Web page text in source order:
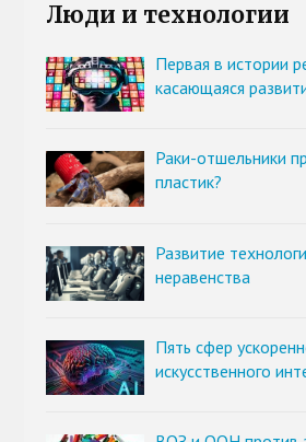
Люди и технологии
Первая в истории
касающаяся
Раки-отшельники
пластик?
Развитие
неравенства
Пять сфер
искусственного